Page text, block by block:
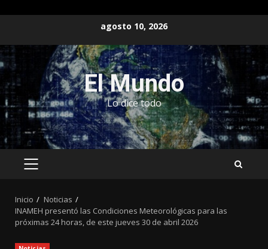
contenido
agosto 10, 2026
El Mundo
Lo dice todo
MENÚ
Inicio
Noticias
INAMEH presentó las Condiciones Meteorológicas para las
próximas 24 horas, de este jueves 30 de abril 2026